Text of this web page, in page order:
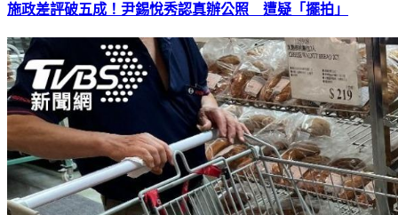
施政差評破五成！尹錫悅秀認真辦公照 遭疑「擺拍」